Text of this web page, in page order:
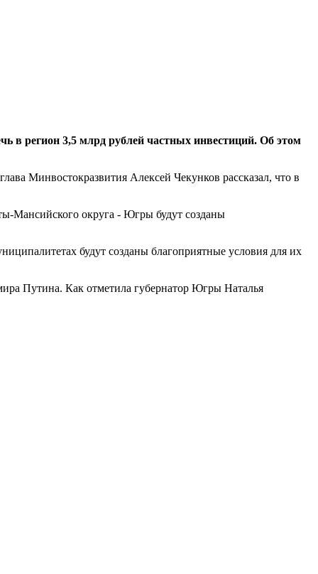
регион 3,5 млрд рублей частных инвестиций. Об этом
Минвостокразвития Алексей Чекунков рассказал, что в
Мансийского округа - Югры будут созданы
будут созданы благоприятные условия для их
Путина. Как отметила губернатор Югры Наталья